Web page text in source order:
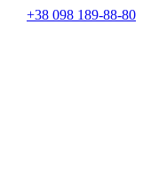
+38 098 189-88-80